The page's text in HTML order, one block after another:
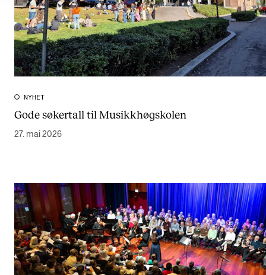
NYHET
Gode søkertall til Musikkhøgskolen
27. mai 2026